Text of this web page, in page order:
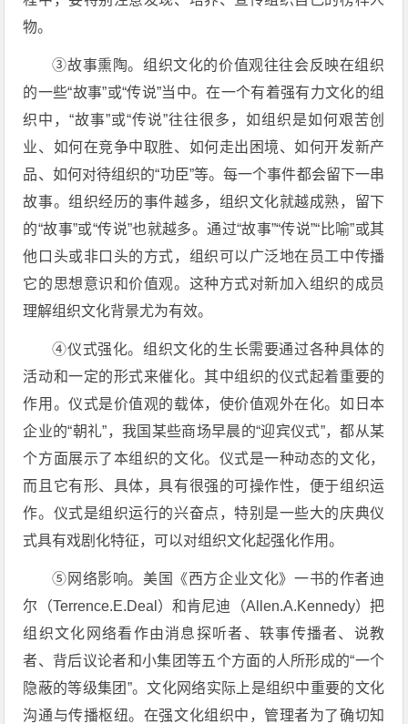
物。
③故事熏陶。组织文化的价值观往往会反映在组织
的一些“故事”或“传说”当中。在一个有着强有力文化的组
织中，“故事”或“传说”往往很多，如组织是如何艰苦创
业、如何在竞争中取胜、如何走出困境、如何开发新产
品、如何对待组织的“功臣”等。每一个事件都会留下一串
故事。组织经历的事件越多，组织文化就越成熟，留下
的“故事”或“传说”也就越多。通过“故事”“传说”“比喻”或其
他口头或非口头的方式，组织可以广泛地在员工中传播
它的思想意识和价值观。这种方式对新加入组织的成员
理解组织文化背景尤为有效。
④仪式强化。组织文化的生长需要通过各种具体的
活动和一定的形式来催化。其中组织的仪式起着重要的
作用。仪式是价值观的载体，使价值观外在化。如日本
企业的“朝礼”，我国某些商场早晨的“迎宾仪式”，都从某
个方面展示了本组织的文化。仪式是一种动态的文化，
而且它有形、具体，具有很强的可操作性，便于组织运
作。仪式是组织运行的兴奋点，特别是一些大的庆典仪
式具有戏剧化特征，可以对组织文化起强化作用。
⑤网络影响。美国《西方企业文化》一书的作者迪
尔（Terrence.E.Deal）和肯尼迪（Allen.A.Kennedy）把
组织文化网络看作由消息探听者、轶事传播者、说教
者、背后议论者和小集团等五个方面的人所形成的“一个
隐蔽的等级集团”。文化网络实际上是组织中重要的文化
沟通与传播枢纽。在强文化组织中，管理者为了确切知